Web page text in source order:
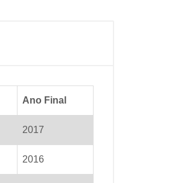
Ano Final
2017
2016